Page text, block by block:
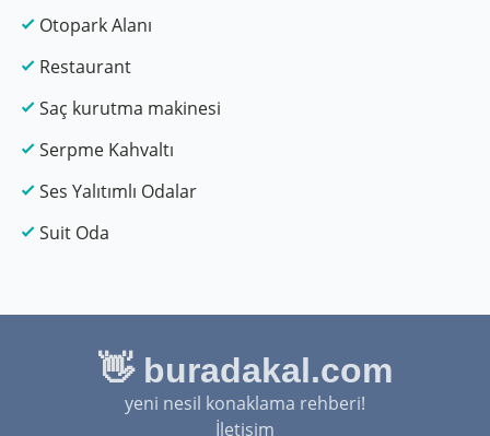
Otopark Alanı
Restaurant
Saç kurutma makinesi
Serpme Kahvaltı
Ses Yalıtımlı Odalar
Suit Oda
👋 buradakal.com
yeni nesil konaklama rehberi!
İletişim